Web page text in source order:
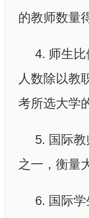
的教师数量
4. 师生比
人数除以教
考所选大学
5. 国际教
之一，衡量
6. 国际学